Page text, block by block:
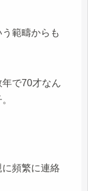
範疇からも
で70才なん
頻繁に連絡